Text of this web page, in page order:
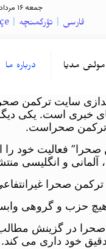
جمعه ۱۶ مرداد ۱۴۰۵
فارسی | تؤرکمنچه |
مولتی مدیا درباره ما
سایت ترکمن
خبری است. یکی
ترکمن صحراست.
آلمانی و انگلیسی
صحرا
حزب و گروهی
در گزینش مطالب
خود داری می کند.